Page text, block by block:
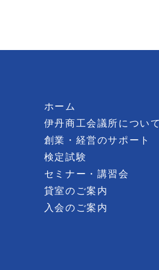
ホーム
伊丹商工会議所について
創業・経営のサポート
検定試験
セミナー・講習会
貸室のご案内
入会のご案内